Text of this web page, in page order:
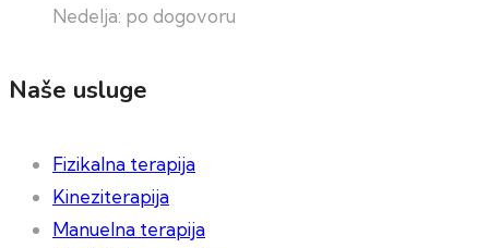
Nedelja: po dogovoru
Naše usluge
Fizikalna terapija
Kineziterapija
Manuelna terapija